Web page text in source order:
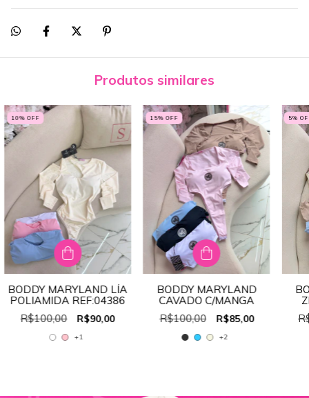
Produtos similares
10% OFF
BODDY MARYLAND LÍA
POLIAMIDA REF:04386
R$100,00
R$90,00
+1
15% OFF
BODDY MARYLAND
CAVADO C/MANGA
R$100,00
R$85,00
+2
5%